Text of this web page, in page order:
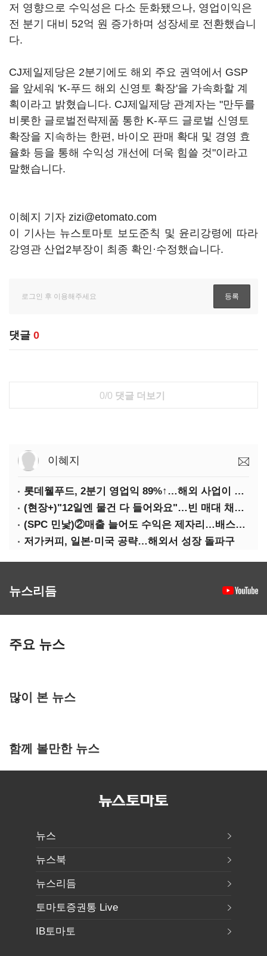
저 영향으로 수익성은 다소 둔화됐으나, 영업이익은
전 분기 대비 52억 원 증가하며 성장세로 전환했습니
다.
CJ제일제당은 2분기에도 해외 주요 권역에서 GSP
을 앞세워 'K-푸드 해외 신영토 확장'을 가속화할 계
획이라고 밝혔습니다. CJ제일제당 관계자는 "만두를
비롯한 글로벌전략제품 통한 K-푸드 글로벌 신영토
확장을 지속하는 한편, 바이오 판매 확대 및 경영 효
율화 등을 통해 수익성 개선에 더욱 힘쓸 것"이라고
말했습니다.
이혜지 기자 zizi@etomato.com
이 기사는 뉴스토마토 보도준칙 및 윤리강령에 따라
강영관 산업2부장이 최종 확인·수정했습니다.
댓글 0
0/0 댓글 더보기
이혜지
롯데웰푸드, 2분기 영업익 89%↑…해외 사업이 실적 견인
(현장+)"12일엔 물건 다 들어와요"…빈 매대 채우며 문 연 홈플러스
(SPC 민낯)②매출 늘어도 수익은 제자리…배스킨라빈스 점주 '속앓이'
저가커피, 일본·미국 공략…해외서 성장 돌파구
뉴스리듬
주요 뉴스
많이 본 뉴스
함께 볼만한 뉴스
뉴스
뉴스북
뉴스리듬
토마토증권통 Live
IB토마토